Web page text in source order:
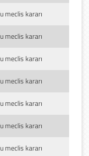
meclis kararı
meclis kararı
meclis kararı
meclis kararı
meclis kararı
meclis kararı
meclis kararı